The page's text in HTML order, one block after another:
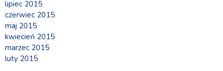
lipiec 2015
czerwiec 2015
maj 2015
kwiecień 2015
marzec 2015
luty 2015